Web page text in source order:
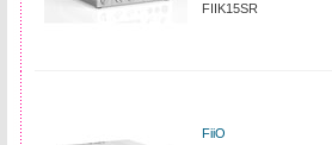
FIIK15SR
FiiO